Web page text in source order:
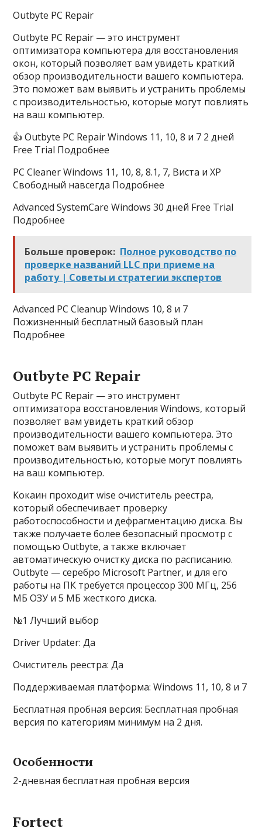
Outbyte PC Repair
Outbyte PC Repair — это инструмент
оптимизатора компьютера для восстановления
окон, который позволяет вам увидеть краткий
обзор производительности вашего компьютера.
Это поможет вам выявить и устранить проблемы
с производительностью, которые могут повлиять
на ваш компьютер.
👍 Outbyte PC Repair Windows 11, 10, 8 и 7 2 дней
Free Trial Подробнее
PC Cleaner Windows 11, 10, 8, 8.1, 7, Виста и XP
Свободный навсегда Подробнее
Advanced SystemCare Windows 30 дней Free Trial
Подробнее
Больше проверок: Полное руководство по
проверке названий LLC при приеме на
работу | Советы и стратегии экспертов
Advanced PC Cleanup Windows 10, 8 и 7
Пожизненный бесплатный базовый план
Подробнее
Outbyte PC Repair
Outbyte PC Repair — это инструмент
оптимизатора восстановления Windows, который
позволяет вам увидеть краткий обзор
производительности вашего компьютера. Это
поможет вам выявить и устранить проблемы с
производительностью, которые могут повлиять
на ваш компьютер.
Кокаин проходит wise очиститель реестра,
который обеспечивает проверку
работоспособности и дефрагментацию диска. Вы
также получаете более безопасный просмотр с
помощью Outbyte, а также включает
автоматическую очистку диска по расписанию.
Outbyte — серебро Microsoft Partner, и для его
работы на ПК требуется процессор 300 МГц, 256
МБ ОЗУ и 5 МБ жесткого диска.
№1 Лучший выбор
Driver Updater: Да
Очиститель реестра: Да
Поддерживаемая платформа: Windows 11, 10, 8 и 7
Бесплатная пробная версия: Бесплатная пробная
версия по категориям минимум на 2 дня.
Особенности
2-дневная бесплатная пробная версия
Fortect